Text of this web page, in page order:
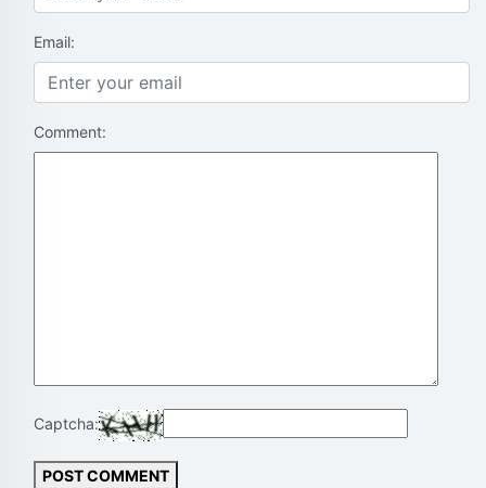
Email:
Comment:
Captcha:
POST COMMENT